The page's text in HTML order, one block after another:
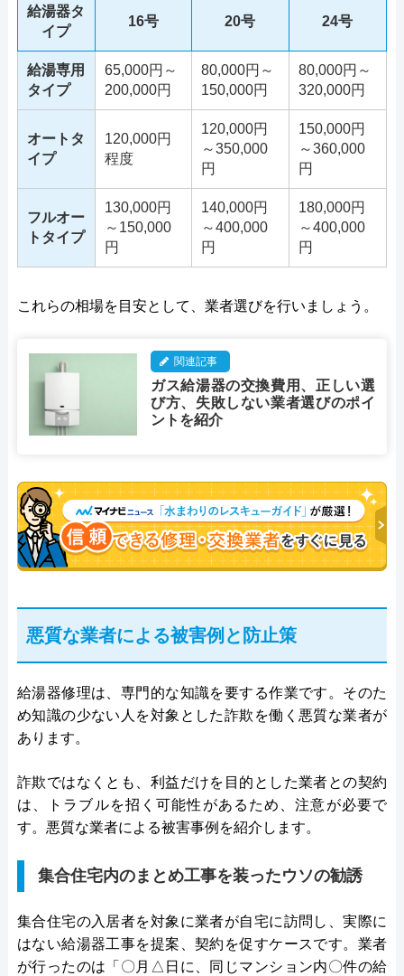
給湯器タ
イプ
16号 20号 24号
給湯専用
タイプ
65,000円～
200,000円
80,000円～
150,000円
80,000円～
320,000円
オートタ
イプ
120,000円
程度
120,000円
～350,000
円
150,000円
～360,000
円
フルオー
トタイプ
130,000円
～150,000
円
140,000円
～400,000
円
180,000円
～400,000
円
これらの相場を目安として、業者選びを行いましょう。
関連記事
ガス給湯器の交換費用、正しい選
び方、失敗しない業者選びのポイ
ントを紹介
悪質な業者による被害例と防止策
給湯器修理は、専門的な知識を要する作業です。そのた
め知識の少ない人を対象とした詐欺を働く悪質な業者が
あります。
詐欺ではなくとも、利益だけを目的とした業者との契約
は、トラブルを招く可能性があるため、注意が必要で
す。悪質な業者による被害事例を紹介します。
集合住宅内のまとめ工事を装ったウソの勧誘
集合住宅の入居者を対象に業者が自宅に訪問し、実際に
はない給湯器工事を提案、契約を促すケースです。業者
が行ったのは「〇月△日に、同じマンション内〇件の給